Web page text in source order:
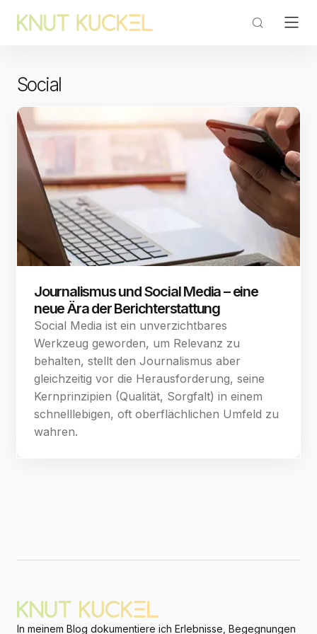
Social
Journalismus und Social Media – eine
neue Ära der Berichterstattung
Social Media ist ein unverzichtbares
Werkzeug geworden, um Relevanz zu
behalten, stellt den Journalismus aber
gleichzeitig vor die Herausforderung, seine
Kernprinzipien (Qualität, Sorgfalt) in einem
schnelllebigen, oft oberflächlichen Umfeld zu
wahren.
In meinem Blog dokumentiere ich Erlebnisse, Begegnungen